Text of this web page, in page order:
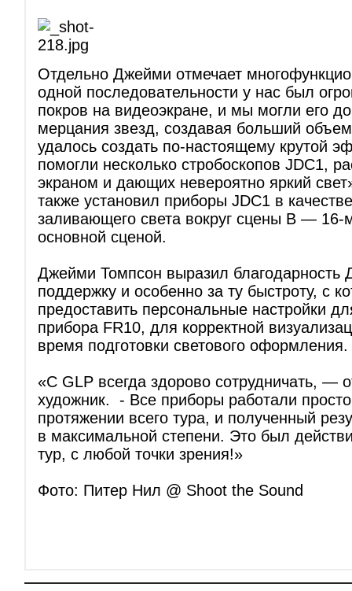
Отдельно Джейми отмечает
одной последовательности у нас был
покров на видеоэкране, и мы могли его
мерцания звезд, создавая больший
удалось создать по-настоящему крутой
помогли несколько стробоскопов JDC1,
экраном и дающих невероятно яркий
также установил приборы JDC1 в
заливающего света вокруг сцены B — 16-
основной сценой.
Джейми Томпсон выразил благодарность
поддержку и особенно за ту быстроту, с
предоставить персональные настройки
прибора FR10, для корректной
время подготовки светового оформления.
«С GLP всегда здорово сотрудничать, —
художник. - Все приборы работали
протяжении всего тура, и полученный
в максимальной степени. Это был
тур, с любой точки зрения!»
Фото: Питер Нил @ Shoot the Sound